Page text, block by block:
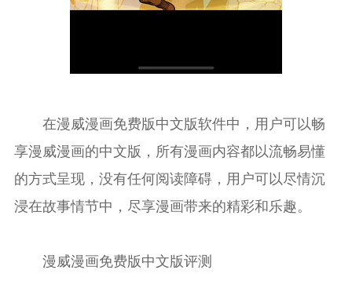
在漫威漫画免费版中文版软件中，用户可以畅
享漫威漫画的中文版，所有漫画内容都以流畅易懂
的方式呈现，没有任何阅读障碍，用户可以尽情沉
浸在故事情节中，尽享漫画带来的精彩和乐趣。
漫威漫画免费版中文版评测